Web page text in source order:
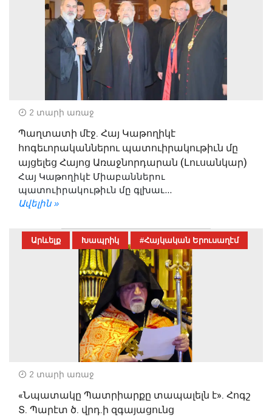
2 տարի առաջ
Պաղտատի մէջ. Հայ Կաթողիկէ
հոգեւորականներու պատուիրակութիւն մը
այցելեց Հայոց Առաջնորդարան (Լուսանկար)
Հայ Կաթողիկէ Միաբաններու
պատուիրակութիւն մը գլխաւ...
Ավելին »
Արևելք Խապրիկ #Հայկական Երուսաղէմ
2 տարի առաջ
«Նպատակը Պատրիարքը տապալելն է». Հոգշ
Տ. Պարէտ ծ. վրդ.ի զգայացունց